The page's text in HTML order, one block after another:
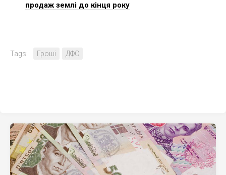
продаж землі до кінця року
Tags: Гроші ДФС